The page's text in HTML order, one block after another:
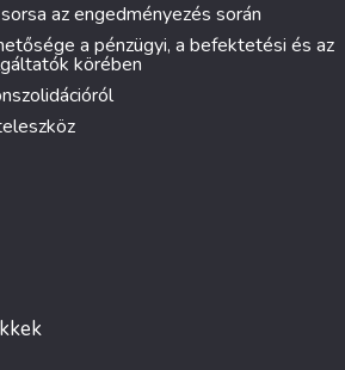
az engedményezés során
a pénzügyi, a befektetési és az
körében